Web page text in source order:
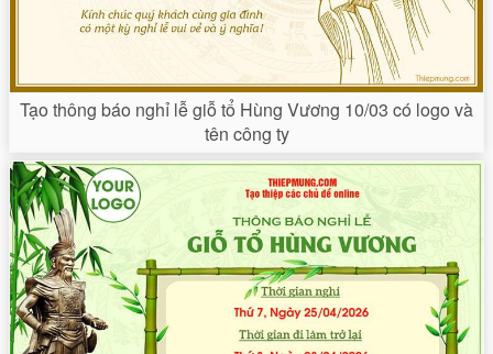
Tạo thông báo nghỉ lễ giỗ tổ Hùng Vương 10/03 có logo và
tên công ty